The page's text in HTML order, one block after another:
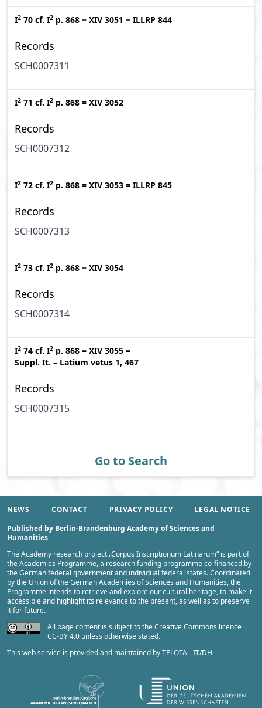
I2 70 cf. I2 p. 868 = XIV 3051 = ILLRP 844
Records
SCH0007311
I2 71 cf. I2 p. 868 = XIV 3052
Records
SCH0007312
I2 72 cf. I2 p. 868 = XIV 3053 = ILLRP 845
Records
SCH0007313
I2 73 cf. I2 p. 868 = XIV 3054
Records
SCH0007314
I2 74 cf. I2 p. 868 = XIV 3055 =
Suppl. It. – Latium vetus 1, 467
Records
SCH0007315
Go to Search
NEWS CONTACT PRIVACY POLICY
LEGAL NOTICE
Published by Berlin-Brandenburg Academy of Sciences and
Humanities
The Academy research project „Corpus Inscriptionum Latinarum“ is part of
theAcademies Programme, a research funding programme co-financed by
the German federal government and individual federal states. Coordinated
by the Union of the German Academies of Sciences and Humanities, the
Programme intends to retrieve and explore our cultural heritage, to make it
accessible and highlight its relevance to the present, as well as to preserve
it for future.
All page content is subject to the Creative Commons licence
CC-BY 4.0 unless otherwise stated.
This web service is provided and maintained byTELOTA - IT/DH